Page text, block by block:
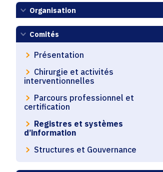
Organisation
Comités
Présentation
Chirurgie et activités
interventionnelles
Parcours professionnel et
certification
Registres et systèmes
d’information
Structures et Gouvernance